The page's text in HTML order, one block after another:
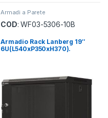
Armadi a Parete
COD: WF03-5306-10B
Armadio Rack Lanberg 19″
6U(L540xP350xH370).